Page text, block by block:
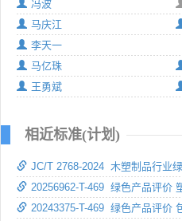
冯波
马庆江
李天一
马亿珠
王勇斌
相近标准(计划)
JC/T 2768-2024 木塑制品行业
20256962-T-469 绿色产品评价
20243375-T-469 绿色产品评价